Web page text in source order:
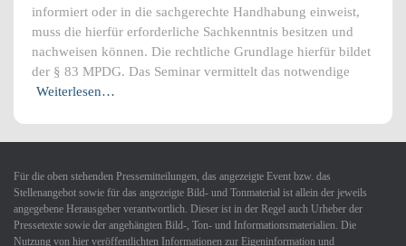
informiert oder in die sachgerechte Handhabung einweist,
muss die hierfür erforderliche Sachkenntnis besitzen und
nachweisen können. Die rechtliche Grundlage hierfür bildet
der § 83 MPDG. Das Seminar vermittelt das notwendige
Weiterlesen…
Für die oben stehenden Pressemitteilungen, das angezeigte Event bzw. das
Stellenangebot sowie für das angezeigte Bild- und Tonmaterial ist allein der jeweils
angegebene Herausgeber verantwortlich. Dieser ist in der Regel auch Urheber der
Pressetexte sowie der angehängten Bild-, Ton- und Informationsmaterialien. Die
Nutzung von hier veröffentlichten Informationen zur Eigeninformation und